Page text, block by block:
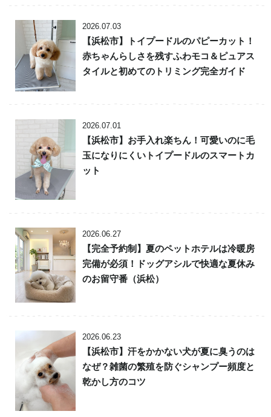
2026.07.03
【浜松市】トイプードルのパピーカット！
赤ちゃんらしさを残すふわモコ＆ピュアス
タイルと初めてのトリミング完全ガイド
2026.07.01
【浜松市】お手入れ楽ちん！可愛いのに毛
玉になりにくいトイプードルのスマートカ
ット
2026.06.27
【完全予約制】夏のペットホテルは冷暖房
完備が必須！ドッグアシルで快適な夏休み
のお留守番（浜松）
2026.06.23
【浜松市】汗をかかない犬が夏に臭うのは
なぜ？雑菌の繁殖を防ぐシャンプー頻度と
乾かし方のコツ